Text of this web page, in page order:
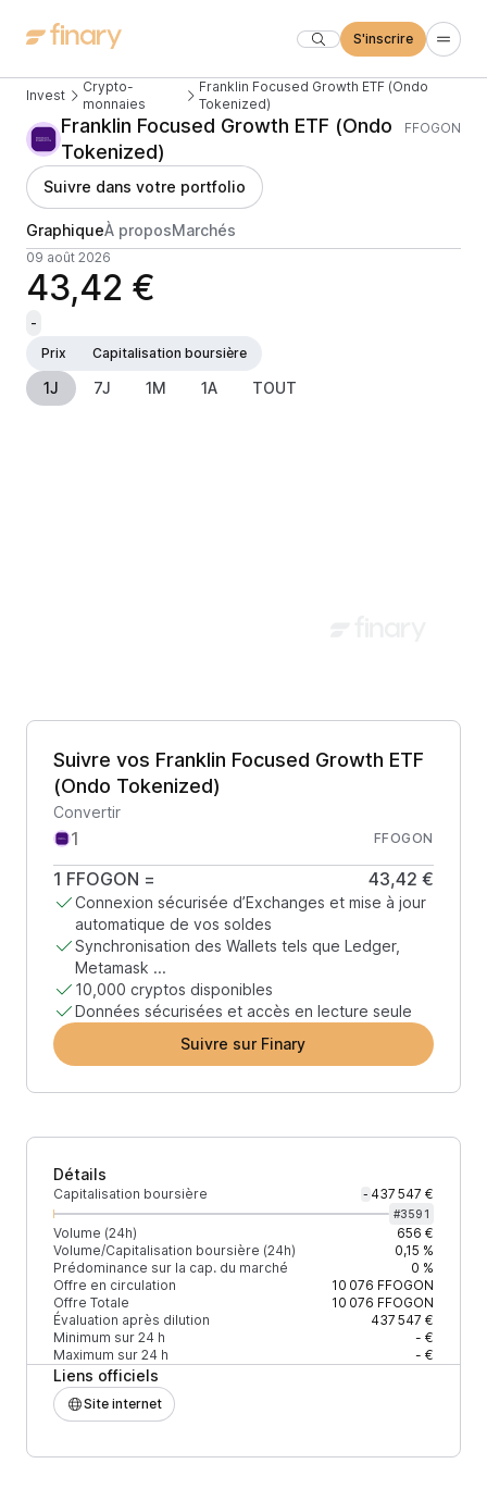
S'inscrire
Invest
Crypto-
monnaies
Franklin Focused Growth ETF (Ondo
Tokenized)
Franklin Focused Growth ETF (Ondo
Tokenized)
FFOGON
Suivre dans votre portfolio
GraphiqueÀ proposMarchés
09 août 2026
43,42 €
-
Prix
Capitalisation boursière
1J 7J 1M 1A TOUT
Suivre vos Franklin Focused Growth ETF
(Ondo Tokenized)
Convertir
FFOGON
1 FFOGON = 43,42 €
Connexion sécurisée d’Exchanges et mise à jour
automatique de vos soldes
Synchronisation des Wallets tels que Ledger,
Metamask ...
10,000 cryptos disponibles
Données sécurisées et accès en lecture seule
Suivre sur Finary
Détails
Capitalisation boursière - 437 547 €
#3591
Volume (24h)
656 €
Volume/Capitalisation boursière (24h)
0,15 %
Prédominance sur la cap. du marché
0 %
Offre en circulation
10 076 FFOGON
Offre Totale
10 076 FFOGON
Évaluation après dilution
437 547 €
Minimum sur 24 h
- €
Maximum sur 24 h
- €
Liens officiels
Site internet